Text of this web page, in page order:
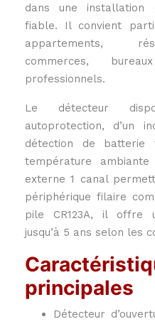
dans une
fiable. Il convient
appartements,
commerces,
professionnels.
Le détecteur
autoprotection, d’un
détection de batterie
température
externe 1 canal
périphérique filaire
pile CR123A, il offre
jusqu’à 5 ans selon les
principales
Détecteur